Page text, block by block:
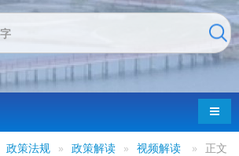
导航
政策法规 » 政策解读 » 视频解读 » 正文